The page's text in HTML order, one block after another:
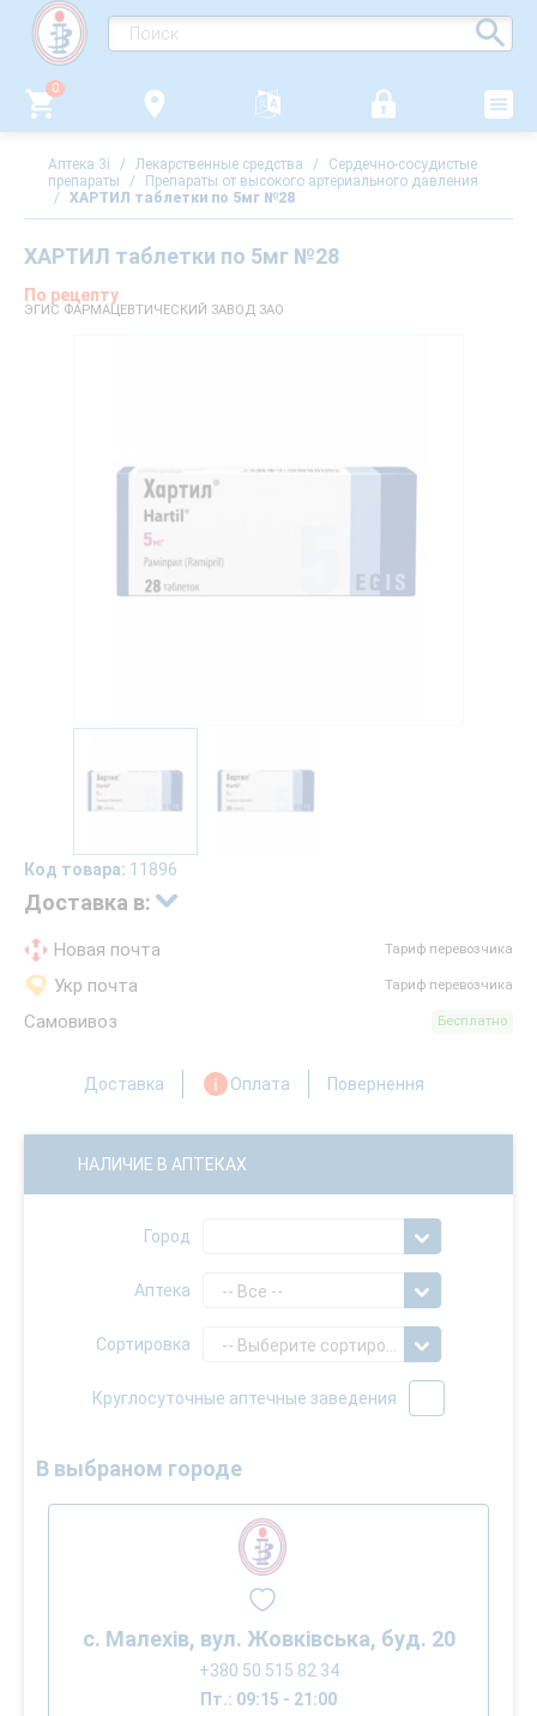
0
Аптека 3i / Лекарственные средства /
Сердечно-сосудистые
препараты
/
Препараты от высокого артериального давления
/ ХАРТИЛ таблетки по 5мг №28
ХАРТИЛ таблетки по 5мг №28
По рецепту
ЭГИС ФАРМАЦЕВТИЧЕСКИЙ ЗАВОД ЗАО
Код товара: 11896
Доставка в:
Новая почта Тариф перевозчика
Укр почта Тариф перевозчика
Самовивоз Бесплатно
Доставка Оплата Повернення
НАЛИЧИЕ В АПТЕКАХ
Город
Аптека -- Все --
Сортировка
Круглосуточные аптечные заведения
В выбраном городе
с. Малехів, вул. Жовківська, буд. 20
+380 50 515 82 34
Пт.: 09:15 - 21:00